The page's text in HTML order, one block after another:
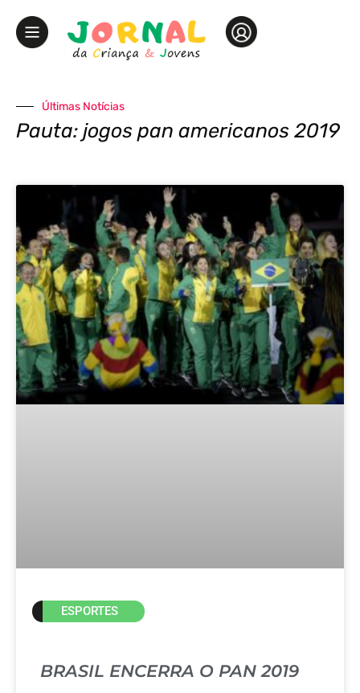
Últimas Notícias
Pauta: jogos pan americanos 2019
ESPORTES
BRASIL ENCERRA O PAN 2019